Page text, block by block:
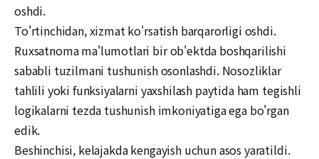
oshdi.
To'rtinchidan, xizmat ko'rsatish barqarorligi oshdi.
Ruxsatnoma ma'lumotlari bir ob'ektda boshqarilishi
sababli tuzilmani tushunish osonlashdi. Nosozliklar
tahlili yoki funksiyalarni yaxshilash paytida ham tegishli
logikalarni tezda tushunish imkoniyatiga ega bo'rgan
edik.
Beshinchisi, kelajakda kengayish uchun asos yaratildi.